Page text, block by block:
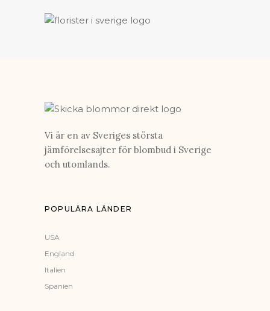
Vi är en av Sveriges största
jämförelsesajter för blombud i Sverige
och utomlands.
POPULÄRA LÄNDER
USA
England
Italien
Spanien